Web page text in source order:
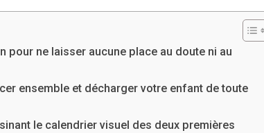
pour ne laisser aucune place au doute ni au
ensemble et décharger votre enfant de toute
le calendrier visuel des deux premières